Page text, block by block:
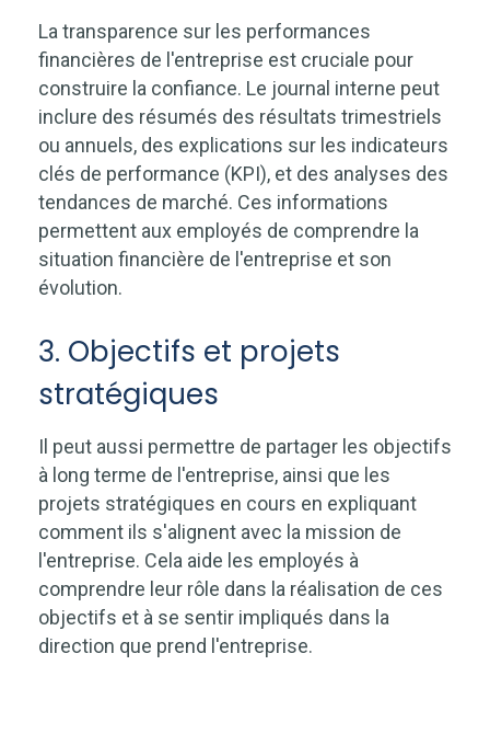
La transparence sur les performances
financières de l'entreprise est cruciale pour
construire la confiance. Le journal interne peut
inclure des résumés des résultats trimestriels
ou annuels, des explications sur les indicateurs
clés de performance (KPI), et des analyses des
tendances de marché. Ces informations
permettent aux employés de comprendre la
situation financière de l'entreprise et son
évolution.
3. Objectifs et projets
stratégiques
Il peut aussi permettre de partager les objectifs
à long terme de l'entreprise, ainsi que les
projets stratégiques en cours en expliquant
comment ils s'alignent avec la mission de
l'entreprise. Cela aide les employés à
comprendre leur rôle dans la réalisation de ces
objectifs et à se sentir impliqués dans la
direction que prend l'entreprise.